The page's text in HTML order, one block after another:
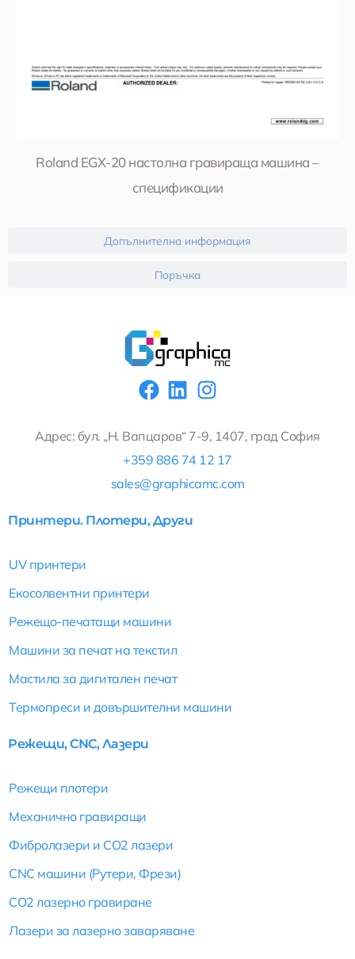
Допълнителна информация
Поръчка
Roland EGX-20 настолна гравираща машина –
спецификации
F
c
e
b
o
o
k
L
n
k
e
d
i
n
I
s
t
a
g
Адрес: бул. „Н. Вапцаров“ 7-9, 1407, град София
+359 886 74 12 17
sales@graphicamc.com
Принтери. Плотери, Други
UV принтери
Екосолвентни принтери
Режещо-печатащи машини
Машини за печат на текстил
Мастила за дигитален печат
Термопреси и довършителни машини
Режещи, CNC, Лазери
Режещи плотери
Механично гравиращи
Фибролазери и CO2 лазери
CNC машини (Рутери, Фрези)
CO2 лазерно гравиране
Лазери за лазерно заваряване